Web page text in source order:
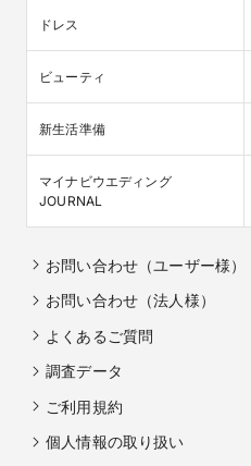
ドレス
ビューティ
新生活準備
マイナビウエディング
JOURNAL
お問い合わせ（ユーザー様）
お問い合わせ（法人様）
よくあるご質問
調査データ
ご利用規約
個人情報の取り扱い